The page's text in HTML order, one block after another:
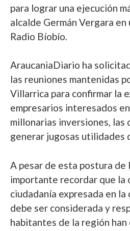
para lograr una ejecución
alcalde Germán Vergara
Radio Bíobío.
AraucaniaDiario ha
las reuniones mantenidas
Villarrica para confirmar la
empresarios interesados
millonarias inversiones, las
generar jugosas utilidades
A pesar de esta postura de
importante recordar que la
ciudadanía expresada en
debe ser considerada y
habitantes de la región han